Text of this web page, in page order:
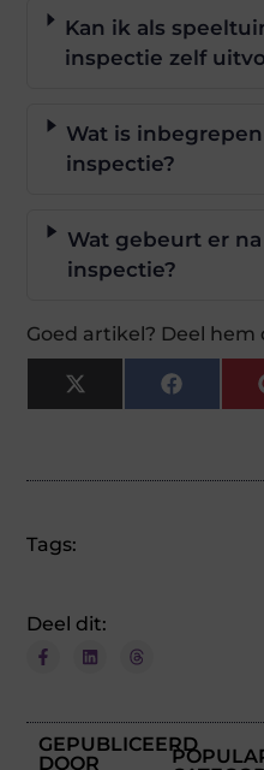
Kan ik als
inspectie zelf
Wat is
inspectie?
Wat gebeurt er
inspectie?
Goed artikel? Deel hem
X
(Twitter)
Tags:
Deel dit:
GEPUBLICEERD
DOOR